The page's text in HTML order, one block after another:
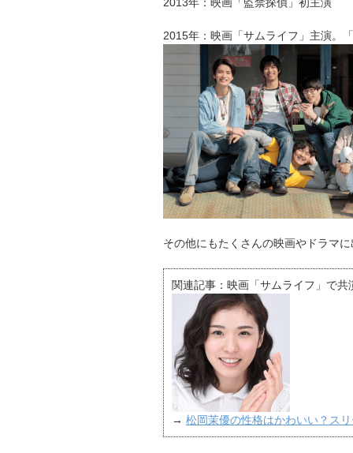
2015年：映画「サムライフ」主演。
その他にもたくさんの映画やドラマに
関連記事：映画「サムライフ」で共
→ 松岡茉優の性格はかわいい？ス